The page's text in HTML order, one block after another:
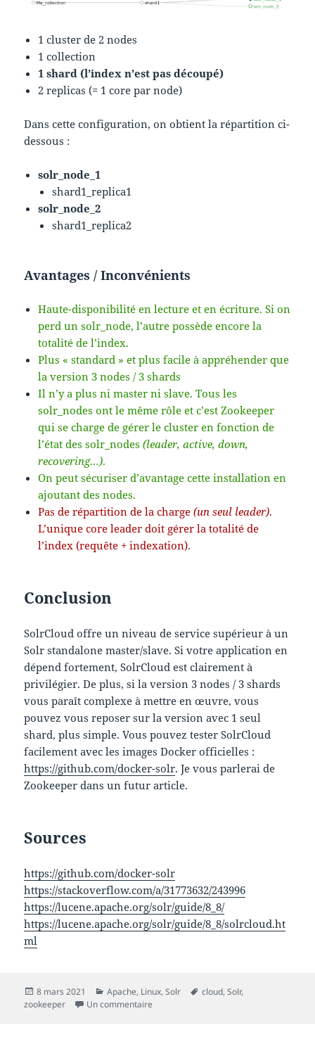
1 cluster de 2 nodes
1 collection
1 shard (l’index n’est pas découpé)
2 replicas (= 1 core par node)
Dans cette configuration, on obtient la répartition ci-
dessous :
solr_node_1
shard1_replica1
solr_node_2
shard1_replica2
Avantages / Inconvénients
Haute-disponibilité en lecture et en écriture. Si on
perd un solr_node, l’autre possède encore la
totalité de l’index.
Plus « standard » et plus facile à appréhender que
la version 3 nodes / 3 shards
Il n’y a plus ni master ni slave. Tous les
solr_nodes ont le même rôle et c’est Zookeeper
qui se charge de gérer le cluster en fonction de
l’état des solr_nodes(leader, active, down,
recovering…).
On peut sécuriser d’avantage cette installation en
ajoutant des nodes.
Pas de répartition de la charge(un seul leader).
L’unique core leader doit gérer la totalité de
l’index (requête + indexation).
Conclusion
SolrCloud offre un niveau de service supérieur à un
Solr standalone master/slave. Si votre application en
dépend fortement, SolrCloud est clairement à
privilégier. De plus, si la version 3 nodes / 3 shards
vous paraît complexe à mettre en œuvre, vous
pouvez vous reposer sur la version avec 1 seul
shard, plus simple. Vous pouvez tester SolrCloud
facilement avec les images Docker officielles :
https://github.com/docker-solr. Je vous parlerai de
Zookeeper dans un futur article.
Sources
https://github.com/docker-solr
https://stackoverflow.com/a/31773632/243996
https://lucene.apache.org/solr/guide/8_8/
https://lucene.apache.org/solr/guide/8_8/solrcloud.ht
ml
Publié
le
8 mars 2021 Catégories
Apache, Linux,Solr
Mots-
cloud,Solr,
zookeeper
Un commentaire